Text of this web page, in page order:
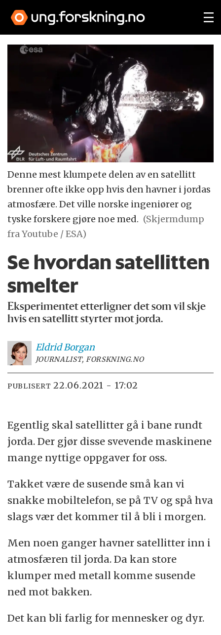
Denne mest klumpete delen av en satellitt
brenner ofte ikke opp hvis den havner i jordas
atmosfære. Det ville norske ingeniører og
tyske forskere gjøre noe med. (Skjermdump
fra Youtube / ESA)
Se hvordan satellitten
smelter
Eksperimentet etterligner det som vil skje
hvis en satellitt styrter mot jorda.
EldridBorgan
JOURNALIST, FORSKNING.NO
PUBLISERT 22.06.2021 - 17:02
Egentlig skal satellitter gå i bane rundt
jorda. Der gjør disse svevende maskinene
mange nyttige oppgaver for oss.
Takket være de susende små kan vi
snakke mobiltelefon, se på TV og spå hva
slags vær det kommer til å bli i morgen.
Men noen ganger havner satellitter inn i
atmosfæren til jorda. Da kan store
klumper med metall komme susende
ned mot bakken.
Det kan bli farlig for mennesker og dyr.